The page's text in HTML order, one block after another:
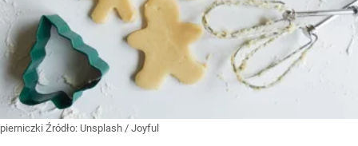
pierniczki Źródło: Unsplash / Joyful